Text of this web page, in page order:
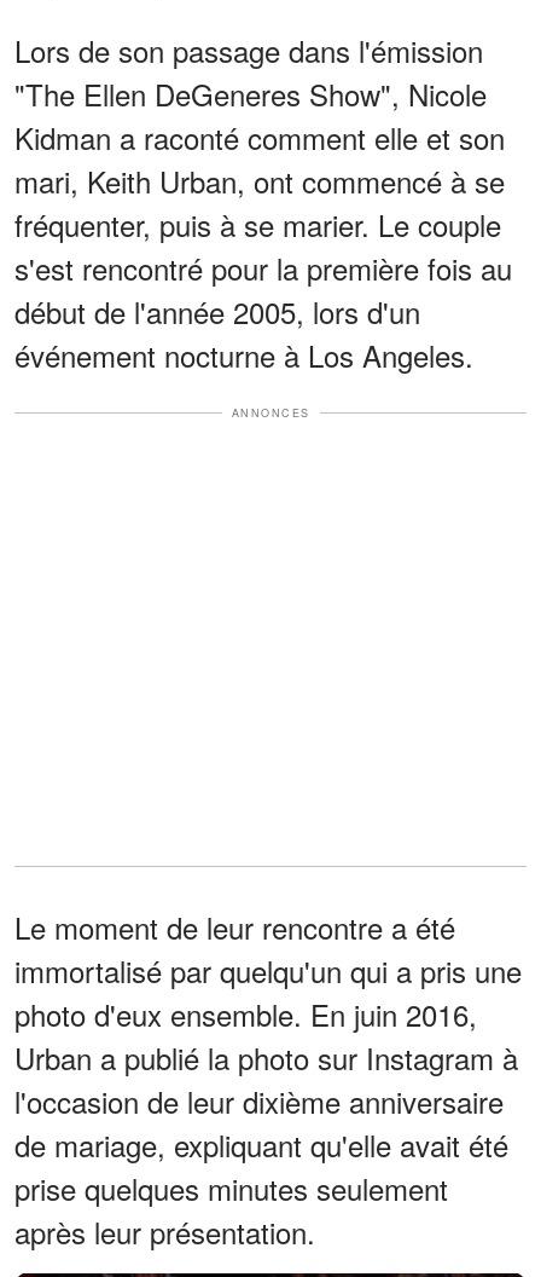
Lors de son passage dans l'émission
"The Ellen DeGeneres Show", Nicole
Kidman a raconté comment elle et son
mari, Keith Urban, ont commencé à se
fréquenter, puis à se marier. Le couple
s'est rencontré pour la première fois au
début de l'année 2005, lors d'un
événement nocturne à Los Angeles.
ANNONCES
Le moment de leur rencontre a été
immortalisé par quelqu'un qui a pris une
photo d'eux ensemble. En juin 2016,
Urban a publié la photo sur Instagram à
l'occasion de leur dixième anniversaire
de mariage, expliquant qu'elle avait été
prise quelques minutes seulement
après leur présentation.